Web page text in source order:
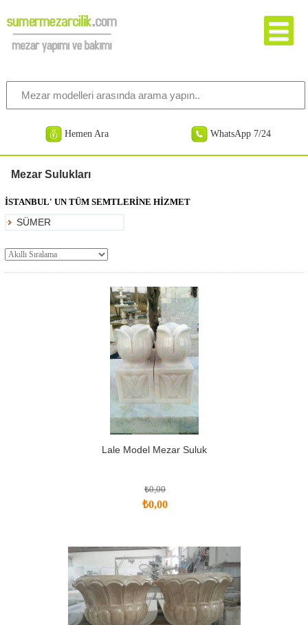
Hemen Ara WhatsApp 7/24
Mezar Sulukları
İSTANBUL' UN TÜM SEMTLERİNE HİZMET
SÜMER
Lale Model Mezar Suluk
₺0,00
₺0,00